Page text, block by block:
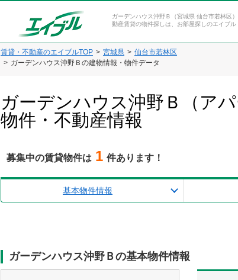
ガーデンハウス沖野Ｂ（宮城県 仙台市若林区
動産賃貸の物件探しは、お部屋探しのエイブル
賃貸・不動産のエイブルTOP 宮城県
仙台市若林区
ガーデンハウス沖野Ｂの建物情報・物件データ
ガーデンハウス沖野Ｂ（ア
物件・不動産情報
募集中の賃貸物件は 1 件あります！
基本物件情報
ガーデンハウス沖野Ｂの基本物件情報